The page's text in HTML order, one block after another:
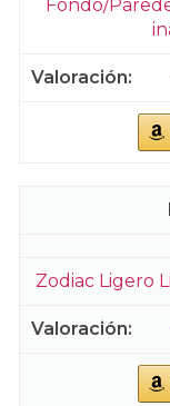
Fondo/
Zodiac Ligero